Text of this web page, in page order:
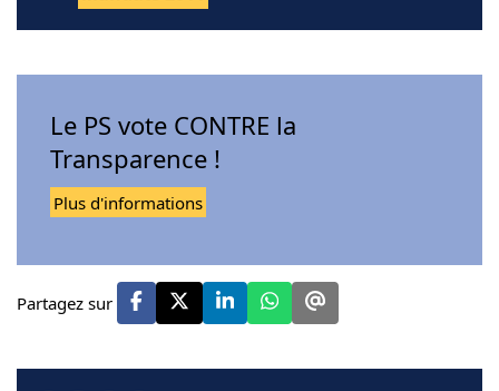
Le PS vote CONTRE la
Transparence !
Plus d'informations
Partagez sur